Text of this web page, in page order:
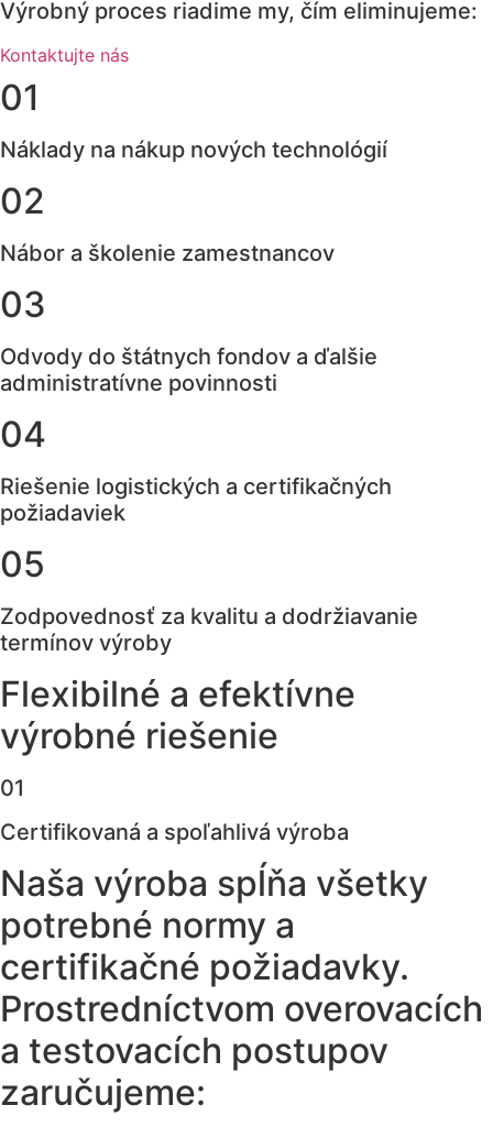
Výrobný proces riadime my, čím eliminujeme:
Kontaktujte nás
01
Náklady na nákup nových technológií
02
Nábor a školenie zamestnancov
03
Odvody do štátnych fondov a ďalšie
administratívne povinnosti
04
Riešenie logistických a certifikačných
požiadaviek
05
Zodpovednosť za kvalitu a dodržiavanie
termínov výroby
Flexibilné a efektívne
výrobné riešenie
01
Certifikovaná a spoľahlivá výroba
Naša výroba spĺňa všetky
potrebné normy a
certifikačné požiadavky.
Prostredníctvom overovacích
a testovacích postupov
zaručujeme: